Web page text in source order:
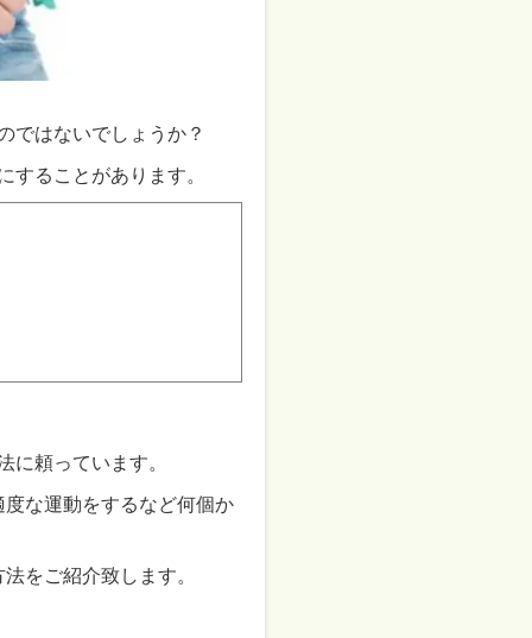
ではないでしょうか？
することがあります。
に頼っています。
な運動をするなど何個か
をご紹介致します。